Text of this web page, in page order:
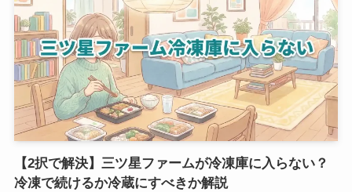
【2択で解決】三ツ星ファームが冷凍庫に入らない？
冷凍で続けるか冷蔵にすべきか解説